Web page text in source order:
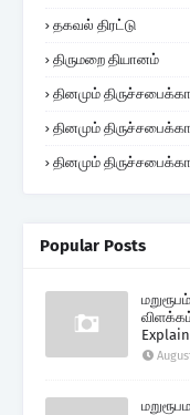
தகவல் திரட்டு
திருமறை தியானம்
தினமும்
தினமும்
தினமும்
Popular Posts
Explain